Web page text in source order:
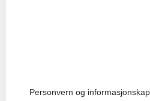
Personvern og